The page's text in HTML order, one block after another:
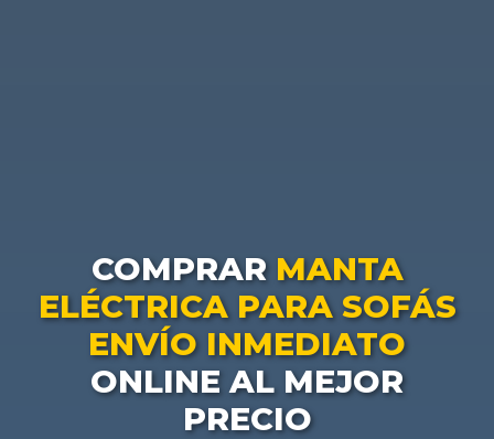
COMPRAR MANTA
ELÉCTRICA PARA SOFÁS
ENVÍO INMEDIATO
ONLINE AL MEJOR
PRECIO